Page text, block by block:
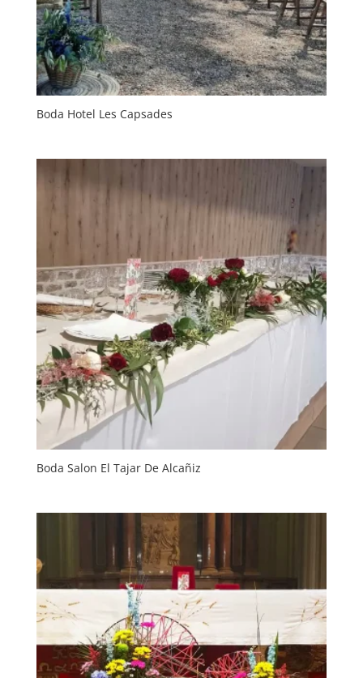
Boda Hotel Les Capsades
Boda Salon El Tajar De Alcañiz